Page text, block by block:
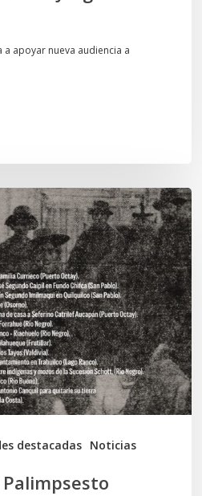
a apoyar nueva audiencia a
destacadas Noticias